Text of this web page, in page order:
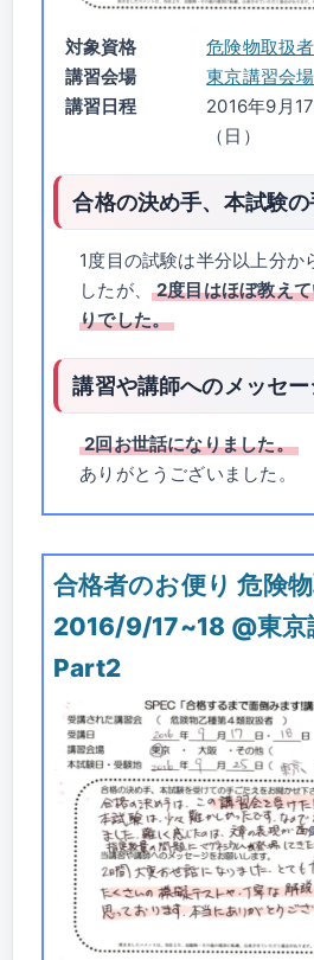
対象資格
危険物取扱
講習会場
東京講習会場
講習日程
2016年9月
（日）
合格の決め手、本試験の
1度目の試験は半分以上分か
したが、
2度目はほぼ教え
りでした。
講習や講師へのメッセー
2回お世話になりました。
ありがとうございました。
合格者のお便り 危険
2016/9/17~18 @東京
Part2